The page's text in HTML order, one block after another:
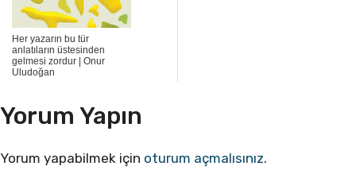
Her yazarın bu tür
anlatıların üstesinden
gelmesi zordur | Onur
Uludoğan
Yorum Yapın
Yorum yapabilmek için oturum açmalısınız.